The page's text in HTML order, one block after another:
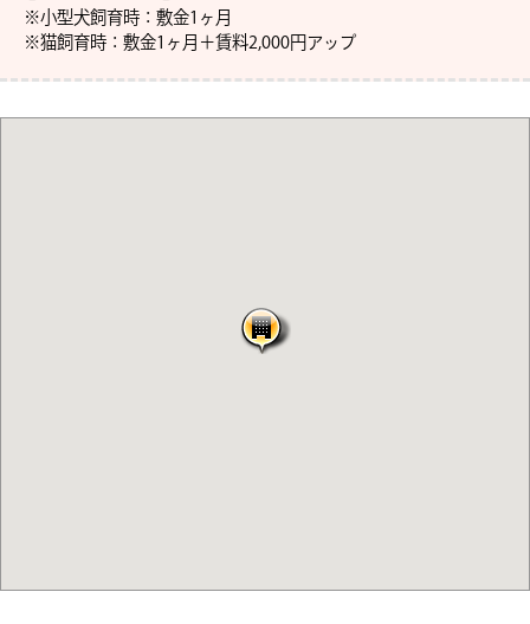
※小型犬飼育時：敷金1ヶ月
※猫飼育時：敷金1ヶ月＋賃料2,000円アップ